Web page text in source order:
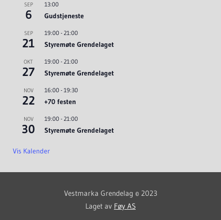
SEP
6
13:00
Gudstjeneste
SEP
21
19:00- 21:00
Styremøte Grendelaget
OKT
27
19:00- 21:00
Styremøte Grendelaget
NOV
22
16:00- 19:30
+70 festen
NOV
30
19:00- 21:00
Styremøte Grendelaget
Vis Kalender
Vestmarka Grendelag © 2023
Laget av Føy AS